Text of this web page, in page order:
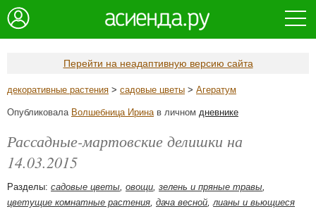
Перейти на неадаптивную версию сайта
декоративные растения > садовые цветы > Агератум
Опубликовала Волшебница Иринав личном дневнике
Рассадные-мартовские делишки на
14.03.2015
Разделы: садовые цветы, овощи, зелень и пряные травы,
цветущие комнатные растения, дача весной,лианы и вьющиеся